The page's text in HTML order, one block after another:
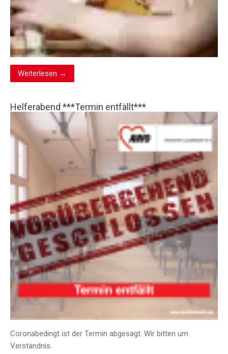
Weiterlesen →
Helferabend ***Termin entfällt***
Coronabedingt ist der Termin abgesagt. Wir bitten um
Verständnis.